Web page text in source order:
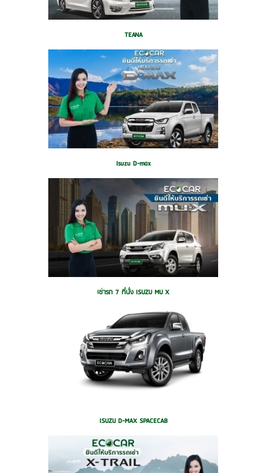
TEANA
Isuzu D-max
เช่ารถ 7 ที่นั่ง ISUZU MU X
ISUZU D-MAX SPACECAB